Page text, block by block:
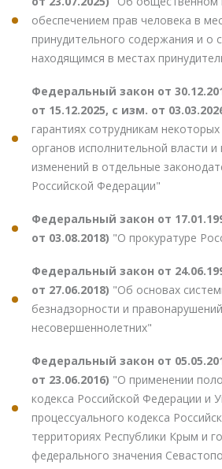
обеспечением прав человека в
принудительного содержания и о
находящимся в местах
Федеральный закон от
от 15.12.2025, с изм. от
гарантиях сотрудникам
органов исполнительной власти и
изменений в отдельные
Российской Федерации"
Федеральный закон от
от 03.08.2018) "О прокуратуре
Федеральный закон от
от 27.06.2018) "Об основах
безнадзорности и правонарушений
несовершеннолетних"
Федеральный закон от
от 23.06.2016) "О применении
кодекса Российской Федерации и
процессуального кодекса
территориях Республики Крым и
федерального значения